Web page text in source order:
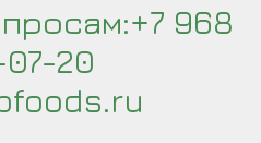
968
20